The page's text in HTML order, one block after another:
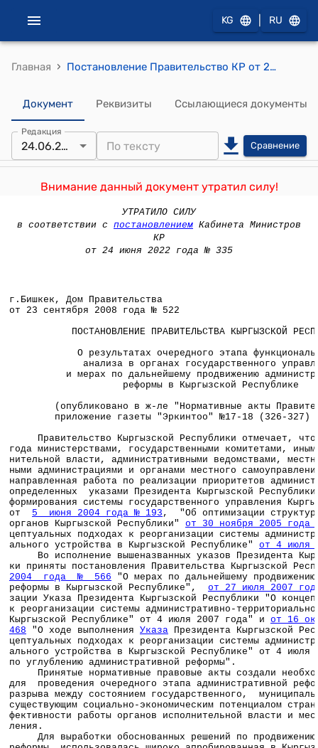
KG RU
Главная › Постановление Правительство КР от 23 сентября 2008 года № 522 "О результатах очередного этапа функционального анализа в органах государственного управления и мерах по дальнейшему продвижению административной реформы в Кыргызской Республике"
Документ Реквизиты Ссылающиеся документы
Редакция
24.06.2022 Сравнение
Внимание данный документ утратил силу!